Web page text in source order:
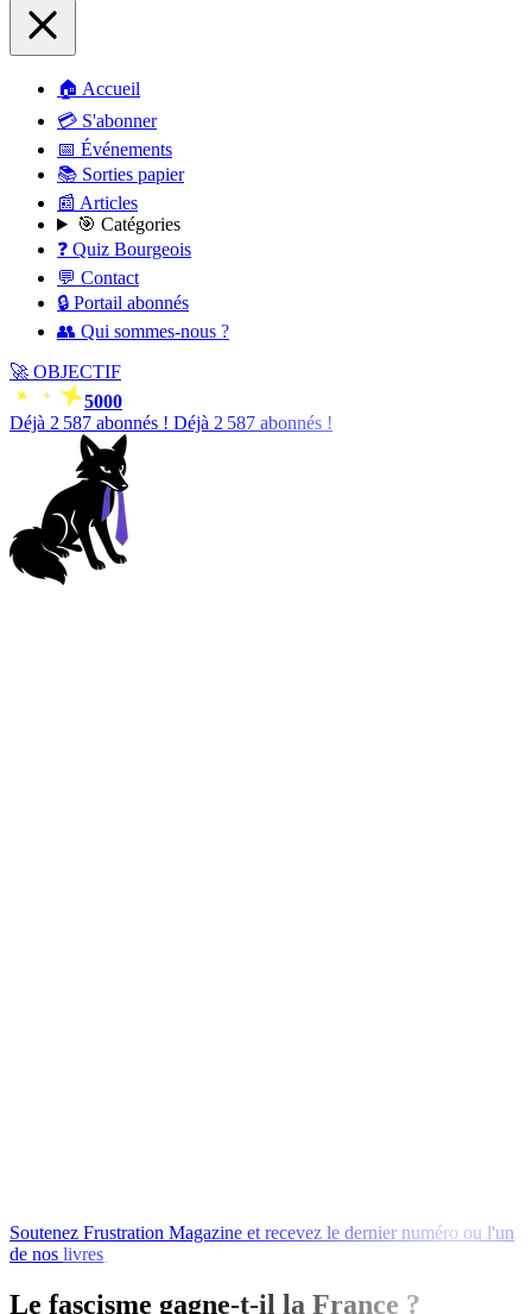
🏠 Accueil
💳 S'abonner
📅 Événements
📚 Sorties papier
📰 Articles
🎯 Catégories
❓ Quiz Bourgeois
💬 Contact
🔒 Portail abonnés
👥 Qui sommes-nous ?
🚀 OBJECTIF
5000
Déjà 2 588 abonnés ! Déjà 2 588 abonnés !
Soutenez Frustration Magazine et recevez le dernier numéro ou l'un
de nos livres
Le fascisme gagne-t-il la France ?